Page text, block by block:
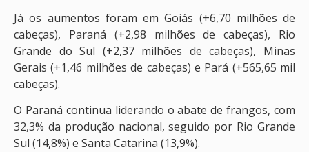
Já os aumentos foram em Goiás (+6,70 milhões de
cabeças), Paraná (+2,98 milhões de cabeças), Rio
Grande do Sul (+2,37 milhões de cabeças), Minas
Gerais (+1,46 milhões de cabeças) e Pará (+565,65 mil
cabeças).
O Paraná continua liderando o abate de frangos, com
32,3% da produção nacional, seguido por Rio Grande
Sul (14,8%) e Santa Catarina (13,9%).